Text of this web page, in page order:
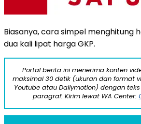
Biasanya, cara simpel menghitung
dua kali lipat harga GKP.
Portal berita ini menerima konten
maksimal 30 detik (ukuran dan format
Youtube atau Dailymotion) dengan
paragraf. Kirim lewat WA Center: